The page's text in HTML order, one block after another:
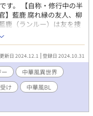
す。 【自称・修行中の半
】藍鹿 腐れ縁の友人、柳
鹿（ランルー）は友を捜
を訪れるが、村の人々は
長のように振る舞う謎の
宴を開いてもらう藍鹿。
ながら外をさまよい歩く
てくれたのは、菁野
。柳玄を捜すため、村
て恐ろしい事実に直面
を脅かします！ ※ハ
不快に思われる表現が
新日 2024.12.1 登録日 2024.10.31
中華風異世界
け
中華風BL